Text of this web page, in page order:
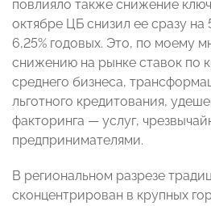
повлияло также снижение
октябре ЦБ снизил ее сразу на
6,25% годовых. Это, по моему
снижению на рынке ставок по
среднего бизнеса,
льготного кредитования,
факторинга — услуг,
предпринимателями.
В региональном разрезе
сконцентрирован в крупных